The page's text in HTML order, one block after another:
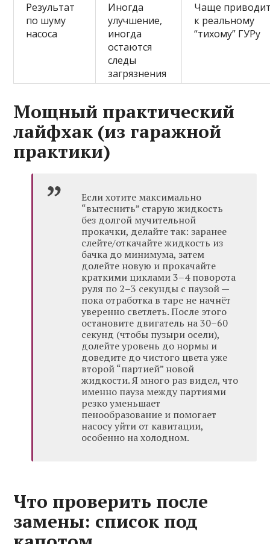
Результат
по шуму
насоса
Иногда
улучшение,
иногда
остаются
следы
загрязнения
Чаще
к реальному
“тихому” ГУРу
Мощный практический
лайфхак (из гаражной
практики)
Если хотите максимально
“вытеснить” старую жидкость
без долгой мучительной
прокачки, делайте так: заранее
слейте/откачайте жидкость из
бачка до минимума, затем
долейте новую и прокачайте
краткими циклами 3–4 поворота
руля по 2–3 секунды с паузой —
пока отработка в таре не начнёт
уверенно светлеть. После этого
остановите двигатель на 30–60
секунд (чтобы пузыри осели),
долейте уровень до нормы и
доведите до чистого цвета уже
второй “партией” новой
жидкости. Я много раз видел, что
именно пауза между партиями
резко уменьшает
пенообразование и помогает
насосу уйти от кавитации,
особенно на холодном.
Что проверить после
замены: список под